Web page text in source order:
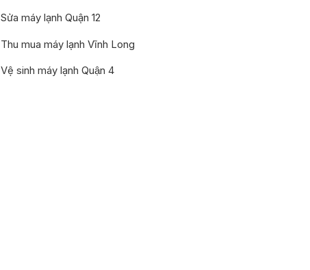
Sửa máy lạnh Quận 12
Thu mua máy lạnh Vĩnh Long
Vệ sinh máy lạnh Quận 4